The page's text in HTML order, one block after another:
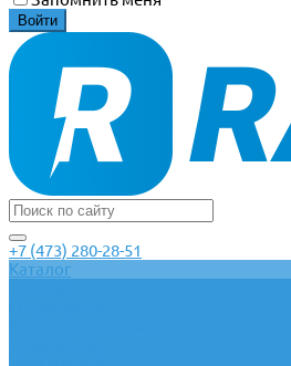
+7 (473) 280-28-51
Каталог